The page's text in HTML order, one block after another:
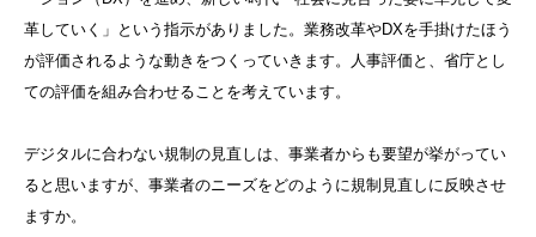
革していく」という指示がありました。業務改革やDXを手掛けたほう
が評価されるような動きをつくっていきます。人事評価と、省庁とし
ての評価を組み合わせることを考えています。
デジタルに合わない規制の見直しは、事業者からも要望が挙がってい
ると思いますが、事業者のニーズをどのように規制見直しに反映させ
ますか。